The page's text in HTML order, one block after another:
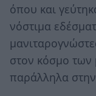
όπου και
νόστιμα
στον κόσμο των
παράλληλα